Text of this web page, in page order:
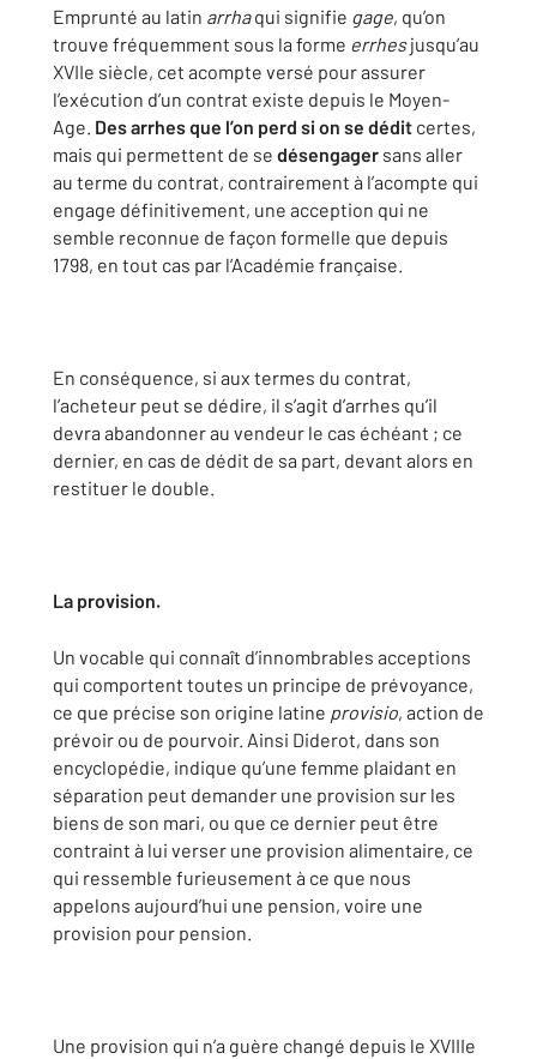
Emprunté au latin arrhaqui signifie gage, qu’on
trouve fréquemment sous la forme errhesjusqu’au
XVIIe siècle, cet acompte versé pour assurer
l’exécution d’un contrat existe depuis le Moyen-
Age. Des arrhes que l’on perd si on se dédit certes,
mais qui permettent de se désengager sans aller
au terme du contrat, contrairement à l’acompte qui
engage définitivement, une acception qui ne
semble reconnue de façon formelle que depuis
1798, en tout cas par l’Académie française.
En conséquence, si aux termes du contrat,
l’acheteur peut se dédire, il s’agit d’arrhes qu’il
devra abandonner au vendeur le cas échéant ; ce
dernier, en cas de dédit de sa part, devant alors en
restituer le double.
La provision.
Un vocable qui connaît d’innombrables acceptions
qui comportent toutes un principe de prévoyance,
ce que précise son origine latine provisio, action de
prévoir ou de pourvoir. Ainsi Diderot, dans son
encyclopédie, indique qu’une femme plaidant en
séparation peut demander une provision sur les
biens de son mari, ou que ce dernier peut être
contraint à lui verser une provision alimentaire, ce
qui ressemble furieusement à ce que nous
appelons aujourd’hui une pension, voire une
provision pour pension.
Une provision qui n’a guère changé depuis le XVIIIe